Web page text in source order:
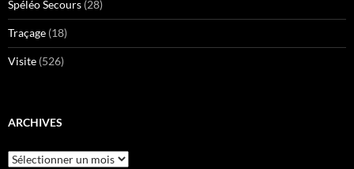
Spéléo Secours (28)
Traçage (18)
Visite (526)
ARCHIVES
Archives